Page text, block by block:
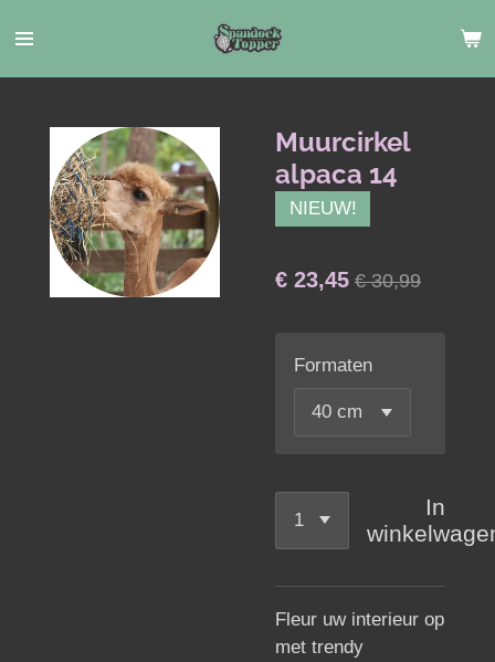
direct
naar
hoofdinhoud
Muurcirkel
alpaca 14
NIEUW!
€ 23,45 € 30,99
Formaten
In
Fleur uw interieur op
met trendy